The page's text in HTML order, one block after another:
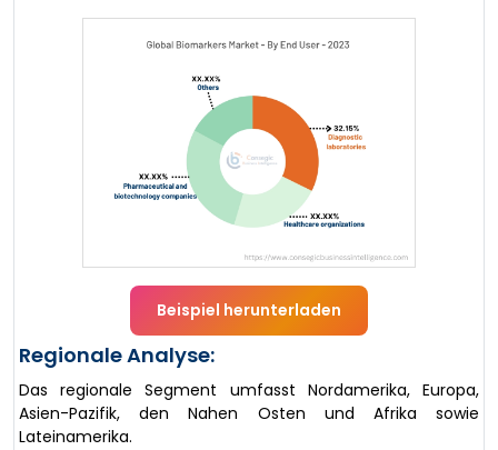
Beispiel herunterladen
Regionale Analyse:
Das regionale Segment umfasst Nordamerika, Europa,
Asien-Pazifik, den Nahen Osten und Afrika sowie
Lateinamerika.